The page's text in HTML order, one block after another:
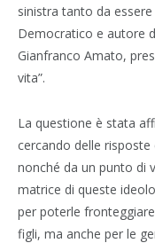
sinistra tanto da
Democratico e autore
Gianfranco Amato,
vita”.
La questione è stata
cercando delle
nonché da un punto di
matrice di queste
per poterle
figli, ma anche per le